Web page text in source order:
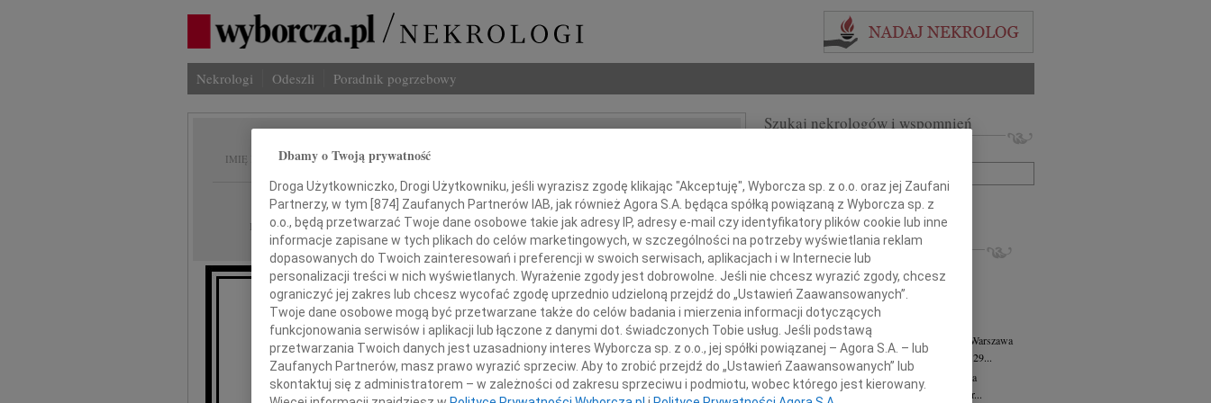
Nekrologi Odeszli Poradnik pogrzebowy
IMIĘ I NAZWISKO: Ryszard Ciołek
REGION: Warszawa
DATA EMISJI: 23.04.2010
Z głębokim smutkiem i żalem przyjęliśmy wiadomość o śmierci
prof. nadzw. dr. hab.
Szukaj nekrologów i wspomnień
+ szukanie zaawansowane
INNE NEKROLOGI
07.08.2026Warszawa
Dziekanie Wydziału dr hab. Julii Kubisie,...
07.08.2026Warszawa
Naszej kochanej i dzielnej Marylce Butruk...
Jacek Tadeusz Duniec wiek: 79 07.08.2026
Warszawa
Z wielkim żalem przyjęliśmy wiadomość, że 29...
Małgorzata Kościelska
Warszawa
W dniu 3 sierpnia 2026 roku zmarła Profesor...
Dbamy o Twoją prywatność
Droga Użytkowniczko, Drogi Użytkowniku, jeśli wyrazisz zgodę klikając "Akceptuję", Wyborcza sp. z o.o. oraz jej Zaufani
Partnerzy, w tym [ 874 ] Zaufanych Partnerów IAB, jak również Agora S.A. będąca spółką powiązaną z Wyborcza sp. z
o.o., będą przetwarzać Twoje dane osobowe takie jak adresy IP, adresy e-mail czy identyfikatory plików cookie lub inne
informacje zapisane w tych plikach do celów marketingowych, w szczególności na potrzeby wyświetlania reklam
dopasowanych do Twoich zainteresowań i preferencji w swoich serwisach, aplikacjach i w Internecie lub
personalizacji treści w nich wyświetlanych. Wyrażenie zgody jest dobrowolne. Jeśli nie chcesz wyrazić zgody, chcesz
ograniczyć jej zakres lub chcesz wycofać zgodę uprzednio udzieloną przejdź do „Ustawień Zaawansowanych”.
Twoje dane osobowe mogą być przetwarzane także do celów badania i mierzenia informacji dotyczących
funkcjonowania serwisów i aplikacji lub łączone z danymi dot. świadczonych Tobie usług. Jeśli podstawą
przetwarzania Twoich danych jest uzasadniony interes Wyborcza sp. z o.o., jej spółki powiązanej – Agora S.A. – lub
Zaufanych Partnerów, masz prawo wyrazić sprzeciw. Aby to zrobić przejdź do „Ustawień Zaawansowanych” lub
skontaktuj się z administratorem – w zależności od zakresu sprzeciwu i podmiotu, wobec którego jest kierowany.